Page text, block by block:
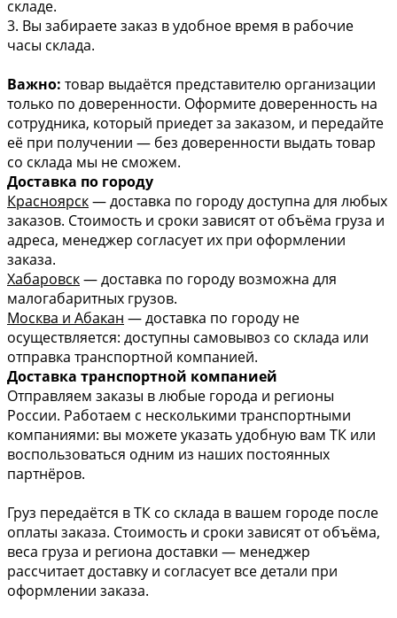
складе.
3. Вы забираете заказ в удобное время в рабочие
часы склада.
Важно: товар выдаётся представителю организации
только по доверенности. Оформите доверенность на
сотрудника, который приедет за заказом, и передайте
её при получении — без доверенности выдать товар
со склада мы не сможем.
Доставка по городу
Красноярск— доставка по городу доступна для любых
заказов. Стоимость и сроки зависят от объёма груза и
адреса, менеджер согласует их при оформлении
заказа.
Хабаровск— доставка по городу возможна для
малогабаритных грузов.
Москва и Абакан — доставка по городу не
осуществляется: доступны самовывоз со склада или
отправка транспортной компанией.
Доставка транспортной компанией
Отправляем заказы в любые города и регионы
России. Работаем с несколькими транспортными
компаниями: вы можете указать удобную вам ТК или
воспользоваться одним из наших постоянных
партнёров.
Груз передаётся в ТК со склада в вашем городе после
оплаты заказа. Стоимость и сроки зависят от объёма,
веса груза и региона доставки — менеджер
рассчитает доставку и согласует все детали при
оформлении заказа.